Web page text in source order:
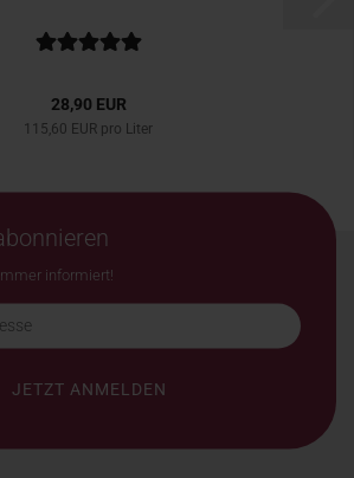
28,90 EUR
115,60 EUR pro Liter
informiert!